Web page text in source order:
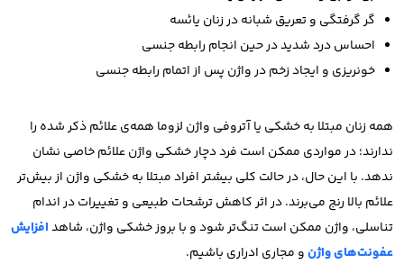
گر گرفتگی و تعریق شبانه در زنان یائسه
احساس درد شدید در حین انجام رابطه جنسی
خونریزی و ایجاد زخم در واژن پس از اتمام رابطه جنسی
همه زنان مبتلا به خشکی یا آتروفی واژن لزوما همه‌ی علائم ذکر شده را
ندارند؛ در مواردی ممکن است فرد دچار خشکی واژن علائم خاصی نشان
ندهد. با این حال، در حالت کلی بیشتر افراد مبتلا به خشکی واژن از بیش‌تر
علائم بالا رنج می‌برند. در اثر کاهش ترشحات طبیعی و تغییرات در اندام
تناسلی، واژن ممکن است تنگ‌تر شود و با بروز خشکی واژن، شاهدافزایش
عفونت‌های واژنو مجاری ادراری باشیم.